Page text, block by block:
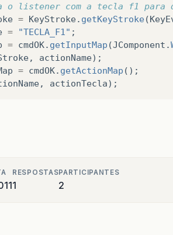
o listener com a tecla f1 para
= KeyStroke. getKeyStroke(
= "TECLA_F1" ;
= cmdOK. getInputMap (JComponent .
, actionName);
= cmdOK. getActionMap ();
, actionTecla);
RESPOSTAS
1
PARTICIPANTES
2